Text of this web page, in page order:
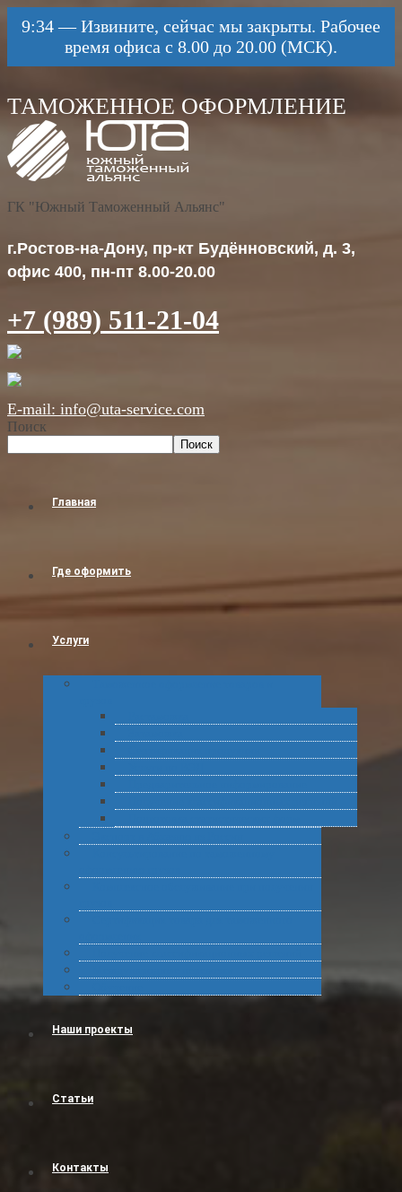
9:34—Извините, сейчас мы закрыты. Рабочее
время офиса с 8.00 до 20.00 (МСК).
ГК "Южный Таможенный Альянс"
г.Ростов-на-Дону, пр-кт Будённовский, д. 3,
офис 400, пн-пт 8.00-20.00
+7 (989) 511-21-04
E-mail: info@uta-service.com
Поиск
Поиск
Главная
Где оформить
Услуги
Наши проекты
Статьи
Контакты